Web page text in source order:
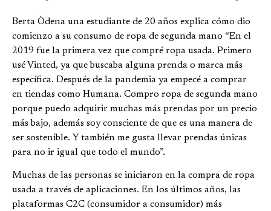
Berta Òdena una estudiante de 20 años explica cómo dio
comienzo a su consumo de ropa de segunda mano “En el
2019 fue la primera vez que compré ropa usada. Primero
usé Vinted, ya que buscaba alguna prenda o marca más
específica. Después de la pandemia ya empecé a comprar
en tiendas como Humana. Compro ropa de segunda mano
porque puedo adquirir muchas más prendas por un precio
más bajo, además soy consciente de que es una manera de
ser sostenible. Y también me gusta llevar prendas únicas
para no ir igual que todo el mundo”.
Muchas de las personas se iniciaron en la compra de ropa
usada a través de aplicaciones. En los últimos años, las
plataformas C2C (consumidor a consumidor) más